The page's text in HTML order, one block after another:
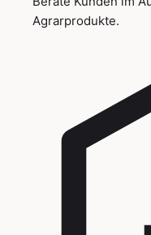
Agrarprodukte.